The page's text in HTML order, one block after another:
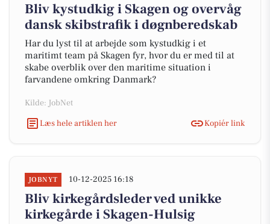
Bliv kystudkig i Skagen og overvåg
dansk skibstrafik i døgnberedskab
Har du lyst til at arbejde som kystudkig i et
maritimt team på Skagen fyr, hvor du er med til at
skabe overblik over den maritime situation i
farvandene omkring Danmark?
Kilde: JobNet
Læs hele artiklen her
Kopiér link
JOBNYT 10-12-2025 16:18
Bliv kirkegårdsleder ved unikke
kirkegårde i Skagen-Hulsig